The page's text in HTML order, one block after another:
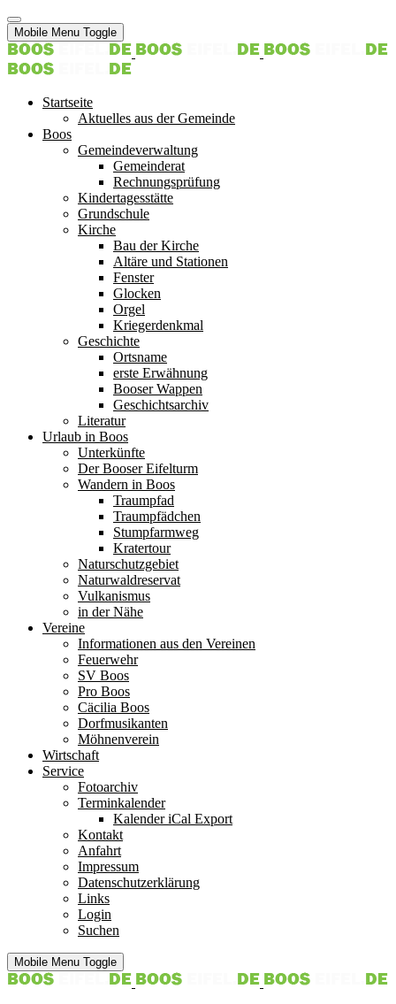
Mobile Menu Toggle
Startseite
Aktuelles aus der Gemeinde
Boos
Gemeindeverwaltung
Gemeinderat
Rechnungsprüfung
Kindertagesstätte
Grundschule
Kirche
Bau der Kirche
Altäre und Stationen
Fenster
Glocken
Orgel
Kriegerdenkmal
Geschichte
Ortsname
erste Erwähnung
Booser Wappen
Geschichtsarchiv
Literatur
Urlaub in Boos
Unterkünfte
Der Booser Eifelturm
Wandern in Boos
Traumpfad
Traumpfädchen
Stumpfarmweg
Kratertour
Naturschutzgebiet
Naturwaldreservat
Vulkanismus
in der Nähe
Vereine
Informationen aus den Vereinen
Feuerwehr
SV Boos
Pro Boos
Cäcilia Boos
Dorfmusikanten
Möhnenverein
Wirtschaft
Service
Fotoarchiv
Terminkalender
Kalender iCal Export
Kontakt
Anfahrt
Impressum
Datenschutzerklärung
Links
Login
Suchen
Mobile Menu Toggle